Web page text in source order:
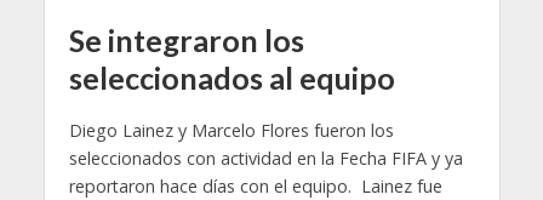
Se integraron los
seleccionados al equipo
Diego Lainez y Marcelo Flores fueron los
seleccionados con actividad en la Fecha FIFA y ya
reportaron hace días con el equipo. Lainez fue